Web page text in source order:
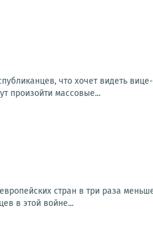
что хочет видеть
произойти массовые...
стран в три раза
в этой войне...